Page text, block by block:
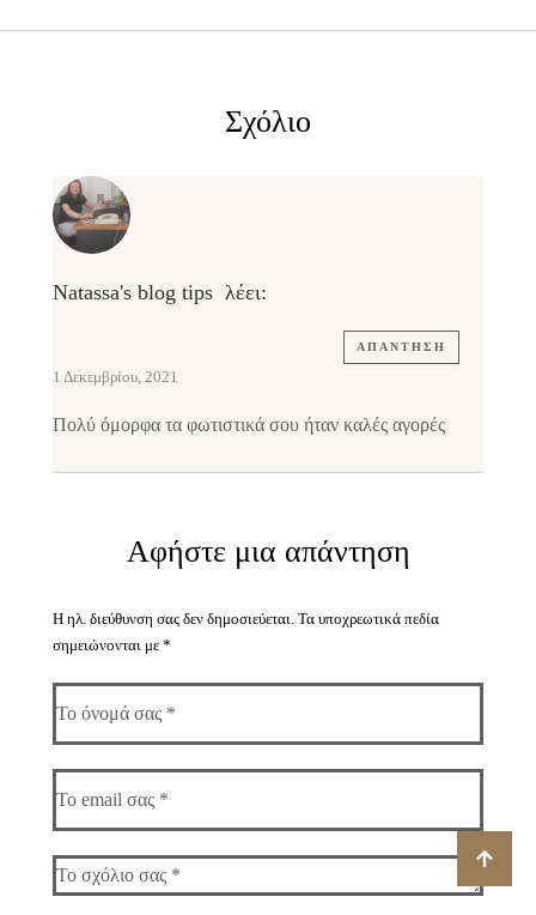
Σχόλιο
Natassa's blog tips λέει:
ΑΠΆΝΤΗΣΗ
1 Δεκεμβρίου, 2021
Πολύ όμορφα τα φωτιστικά σου ήταν καλές αγορές
Αφήστε μια απάντηση
Η ηλ. διεύθυνση σας δεν δημοσιεύεται. Τα υποχρεωτικά πεδία
σημειώνονται με *